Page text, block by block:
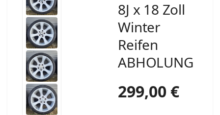
8J x 18 Zoll
Winter
Reifen
ABHOLUNG
299,00 €